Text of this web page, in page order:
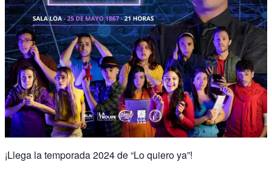
¡Llega la temporada 2024 de “Lo quiero ya”!